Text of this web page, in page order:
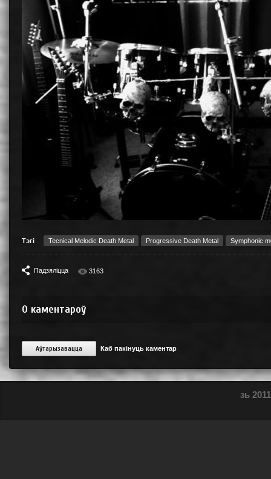
Тэгі Tecnical Melodic Death Metal Progressive Death Metal Symphonic
Падзяліцца 3163
0 каментароў
Аўтарызавацца Каб пакінуць каментар
зь 2011